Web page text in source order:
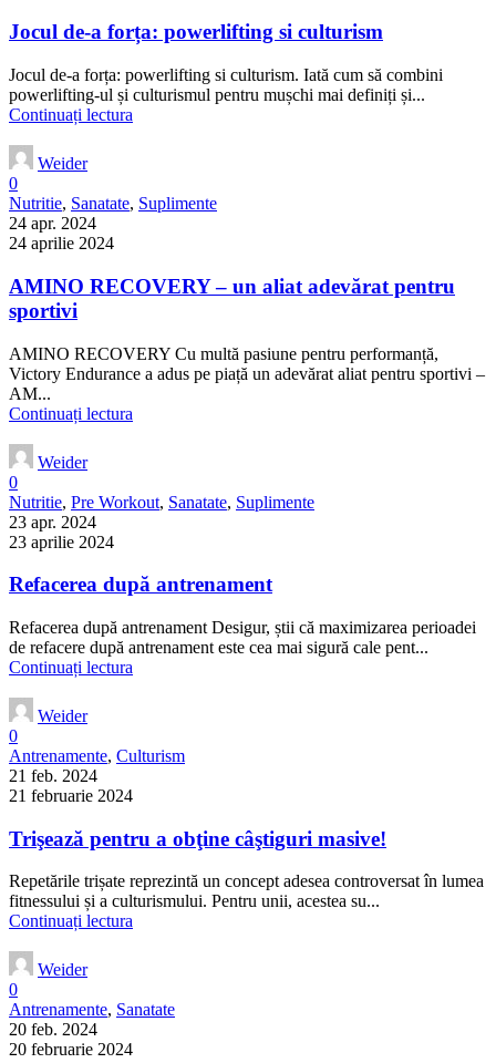
Jocul de-a forța: powerlifting si culturism
Jocul de-a forța: powerlifting si culturism. Iată cum să combini
powerlifting-ul și culturismul pentru mușchi mai definiți și...
Continuați lectura
Weider
0
Nutritie, Sanatate, Suplimente
24 apr. 2024
24 aprilie 2024
AMINO RECOVERY – un aliat adevărat pentru
sportivi
AMINO RECOVERY Cu multă pasiune pentru performanță,
Victory Endurance a adus pe piață un adevărat aliat pentru sportivi –
AM...
Continuați lectura
Weider
0
Nutritie, Pre Workout, Sanatate, Suplimente
23 apr. 2024
23 aprilie 2024
Refacerea după antrenament
Refacerea după antrenament Desigur, știi că maximizarea perioadei
de refacere după antrenament este cea mai sigură cale pent...
Continuați lectura
Weider
0
Antrenamente, Culturism
21 feb. 2024
21 februarie 2024
Trişează pentru a obţine câştiguri masive!
Repetările trișate reprezintă un concept adesea controversat în lumea
fitnessului și a culturismului. Pentru unii, acestea su...
Continuați lectura
Weider
0
Antrenamente, Sanatate
20 feb. 2024
20 februarie 2024